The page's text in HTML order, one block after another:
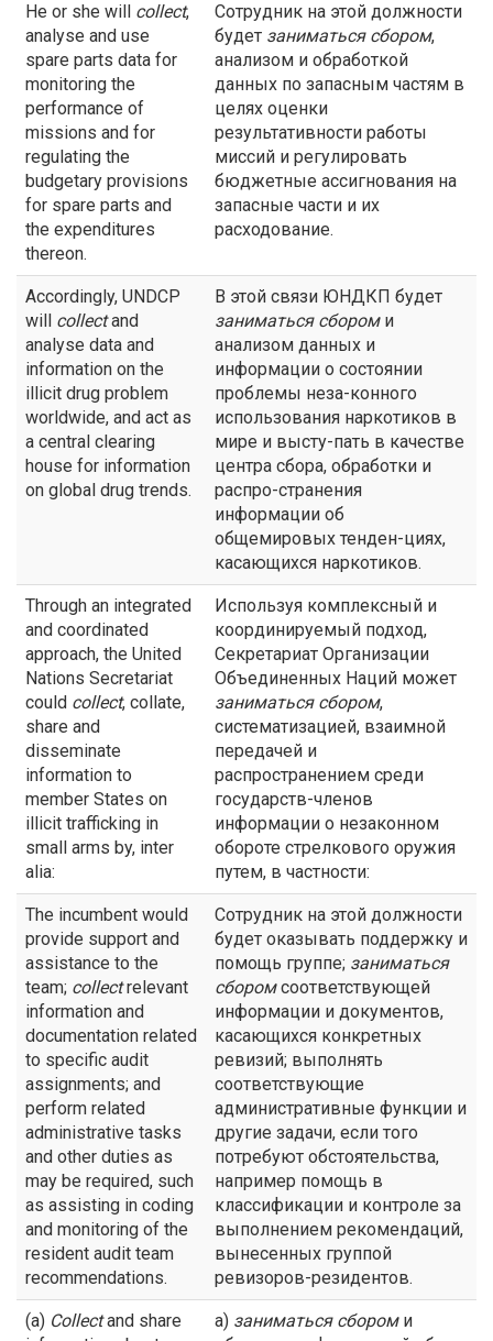
He or she will collect,
analyse and use
spare parts data for
monitoring the
performance of
missions and for
regulating the
budgetary provisions
for spare parts and
the expenditures
thereon.
Сотрудник на этой должности
будет заниматься сбором,
анализом и обработкой
данных по запасным частям в
целях оценки
результативности работы
миссий и регулировать
бюджетные ассигнования на
запасные части и их
расходование.
Accordingly, UNDCP
will collectand
analyse data and
information on the
illicit drug problem
worldwide, and act as
a central clearing
house for information
on global drug trends.
В этой связи ЮНДКП будет
заниматься сбороми
анализом данных и
информации о состоянии
проблемы неза-конного
использования наркотиков в
мире и высту-пать в качестве
центра сбора, обработки и
распро-странения
информации об
общемировых тенден-циях,
касающихся наркотиков.
Through an integrated
and coordinated
approach, the United
Nations Secretariat
could collect, collate,
share and
disseminate
information to
member States on
illicit trafficking in
small arms by, inter
alia:
Используя комплексный и
координируемый подход,
Секретариат Организации
Объединенных Наций может
заниматься сбором,
систематизацией, взаимной
передачей и
распространением среди
государств-членов
информации о незаконном
обороте стрелкового оружия
путем, в частности:
The incumbent would
provide support and
assistance to the
team; collectrelevant
information and
documentation related
to specific audit
assignments; and
perform related
administrative tasks
and other duties as
may be required, such
as assisting in coding
and monitoring of the
resident audit team
recommendations.
Сотрудник на этой должности
будет оказывать поддержку и
помощь группе; заниматься
сборомсоответствующей
информации и документов,
касающихся конкретных
ревизий; выполнять
соответствующие
административные функции и
другие задачи, если того
потребуют обстоятельства,
например помощь в
классификации и контроле за
выполнением рекомендаций,
вынесенных группой
ревизоров-резидентов.
(a) Collectand share
а) заниматься сбороми